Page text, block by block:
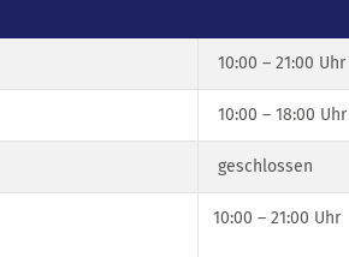
10:00 – 21:00 Uhr
10:00 – 18:00 Uhr
geschlossen
10:00 – 21:00 Uhr